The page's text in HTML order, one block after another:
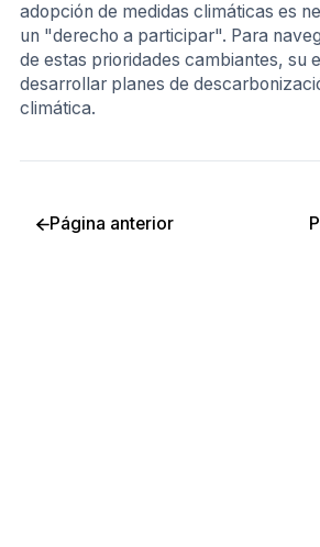
adopción de medidas climáticas es
un "derecho a participar". Para
de estas prioridades cambiantes, su
desarrollar planes de
climática.
Página anterior